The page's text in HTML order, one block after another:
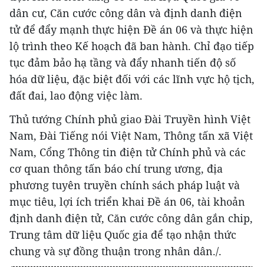
dân cư, Căn cước công dân và định danh điện
tử để đẩy mạnh thực hiện Đề án 06 và thực hiện
lộ trình theo Kế hoạch đã ban hành. Chỉ đạo tiếp
tục đảm bảo hạ tầng và đẩy nhanh tiến độ số
hóa dữ liệu, đặc biệt đối với các lĩnh vực hộ tịch,
đất đai, lao động việc làm.
Thủ tướng Chính phủ giao Đài Truyền hình Việt
Nam, Đài Tiếng nói Việt Nam, Thông tấn xã Việt
Nam, Cổng Thông tin điện tử Chính phủ và các
cơ quan thông tấn báo chí trung ương, địa
phương tuyên truyền chính sách pháp luật và
mục tiêu, lợi ích triển khai Đề án 06, tài khoản
định danh điện tử, Căn cước công dân gắn chip,
Trung tâm dữ liệu Quốc gia để tạo nhận thức
chung và sự đồng thuận trong nhân dân./.